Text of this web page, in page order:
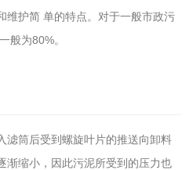
维护简 单的特点。对于一般市政污
般为80%。
滤筒后受到螺旋叶片的推送向卸料
渐缩小，因此污泥所受到的压力也